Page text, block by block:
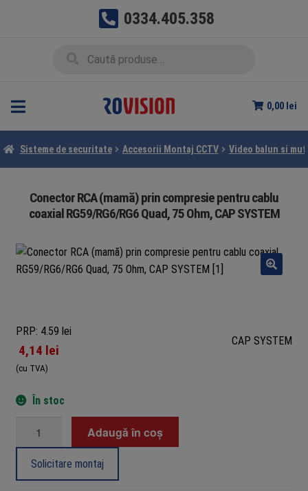
0334.405.358
0,00 lei
Sisteme de securitate Accesorii Montaj CCTV Video balun si
Conector RCA (mamă) prin compresie pentru cablu
coaxial RG59/RG6/RG6 Quad, 75 Ohm, CAP SYSTEM
PRP: 4.59 lei
4,14 lei
(cu TVA)
CAP SYSTEM
În stoc
RCA
Adaugă în coș
Solicitare montaj